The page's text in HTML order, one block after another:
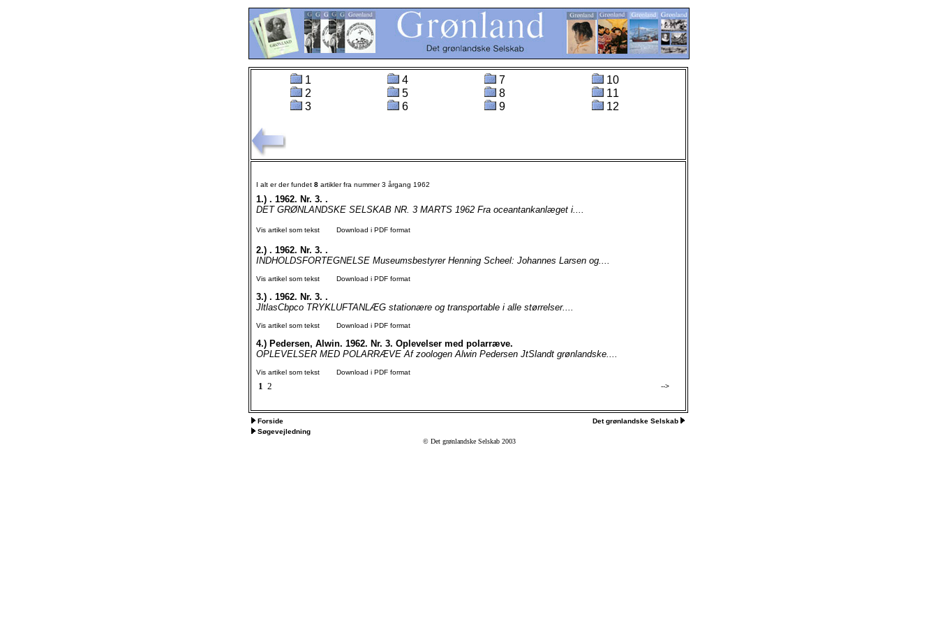
1
2
3
4
5
6
7
8
9
10
11
12
I alt er der fundet 8 artikler fra nummer 3 årgang 1962
1.) . 1962. Nr. 3. .
DET GRØNLANDSKE SELSKAB NR. 3 MARTS 1962 Fra oceantankanlæget i....
Vis artikel som tekst Download i PDF format
2.) . 1962. Nr. 3. .
INDHOLDSFORTEGNELSE Museumsbestyrer Henning Scheel: Johannes Larsen og....
Vis artikel som tekst Download i PDF format
3.) . 1962. Nr. 3. .
JltlasCbpco TRYKLUFTANLÆG stationære og transportable i alle størrelser....
Vis artikel som tekst Download i PDF format
4.) Pedersen, Alwin. 1962. Nr. 3. Oplevelser med polarræve.
OPLEVELSER MED POLARRÆVE Af zoologen Alwin Pedersen JtSlandt grønlandske....
Vis artikel som tekst Download i PDF format
1 2 -->
Forside
Det grønlandske Selskab
Søgevejledning
© Det grønlandske Selskab 2003